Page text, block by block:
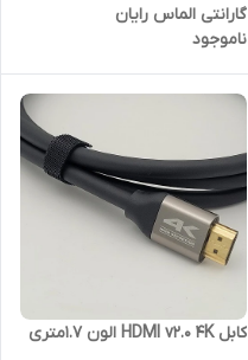
گارانتی الماس رایان
ناموجود
کابل HDMI v2.0 4K الون 1.7متری